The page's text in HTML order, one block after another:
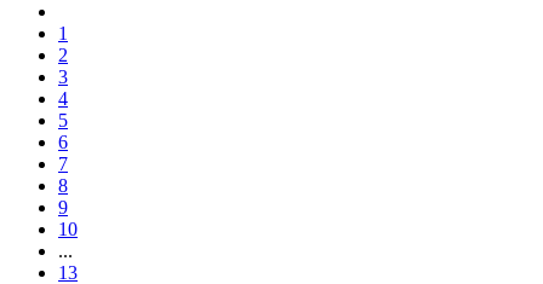
1
2
3
4
5
6
7
8
9
10
...
13